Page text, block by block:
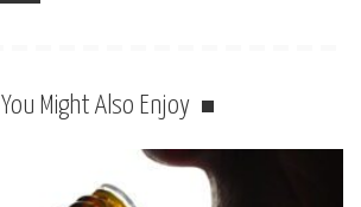
You Might Also Enjoy